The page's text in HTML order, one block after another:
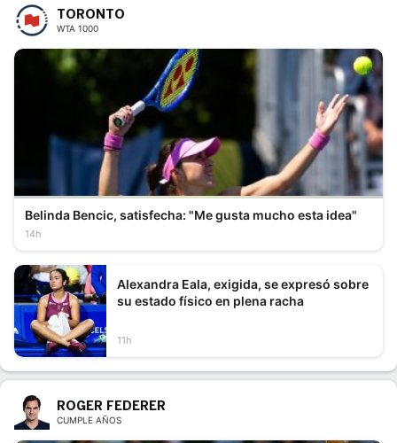
TORONTO
WTA 1000
Belinda Bencic, satisfecha: "Me gusta mucho esta idea"
14h
Alexandra Eala, exigida, se expresó sobre
su estado físico en plena racha
11h
ROGER FEDERER
CUMPLE AÑOS